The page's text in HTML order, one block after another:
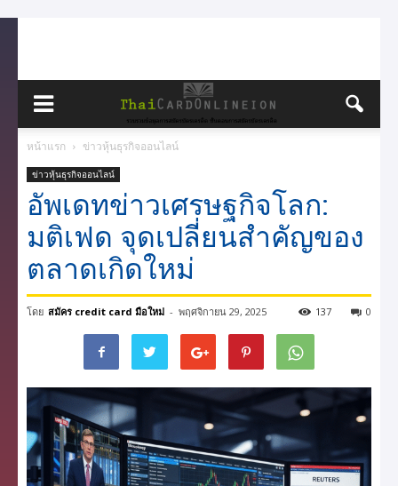
หน้าแรก ข่าวหุ้นธุรกิจออนไลน์
ข่าวหุ้นธุรกิจออนไลน์
อัพเดทข่าวเศรษฐกิจโลก:
มติเฟด จุดเปลี่ยนสำคัญของ
ตลาดเกิดใหม่
โดย สมัคร credit card มือใหม่ - พฤศจิกายน 29, 2025 0
137